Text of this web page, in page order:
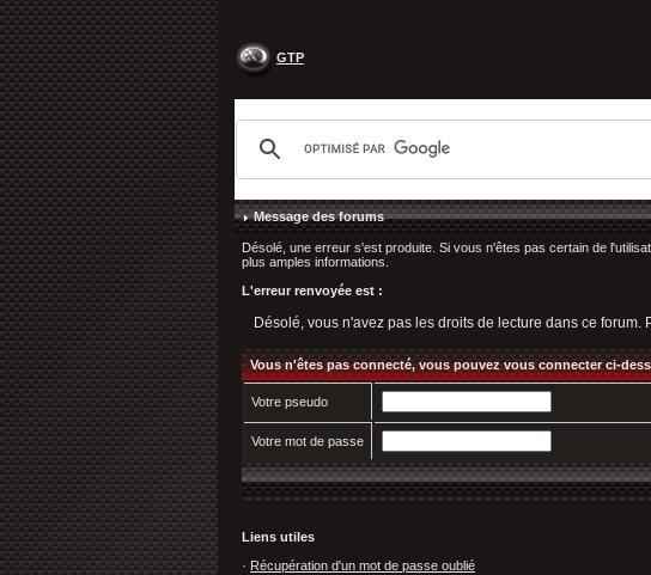
GTP
Message des forums
Désolé, une erreur s'est produite. Si vous n'êtes pas certain de
plus amples informations.
L'erreur renvoyée est :
Désolé, vous n'avez pas les droits de lecture dans ce
Vous n'êtes pas connecté, vous pouvez vous connecter ci-
Votre pseudo
Votre mot de passe
Liens utiles
· Récupération d'un mot de passe oublié